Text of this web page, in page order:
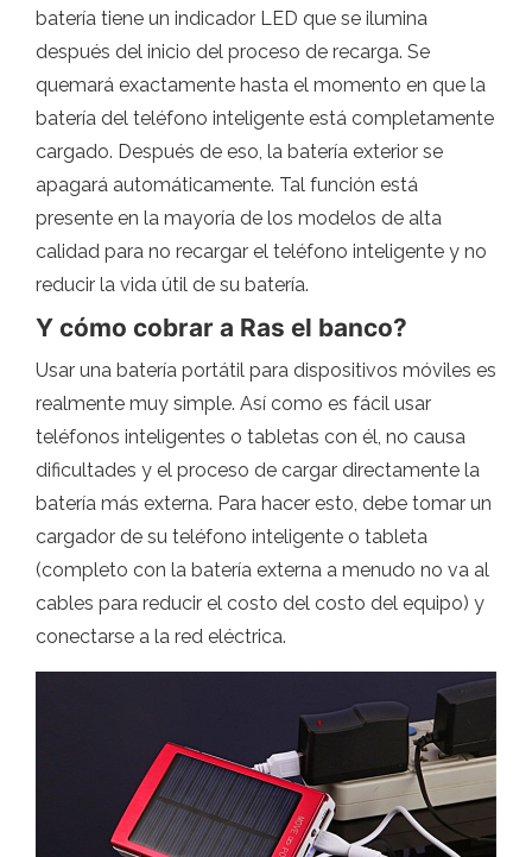
batería tiene un indicador LED que se ilumina
después del inicio del proceso de recarga. Se
quemará exactamente hasta el momento en que la
batería del teléfono inteligente está completamente
cargado. Después de eso, la batería exterior se
apagará automáticamente. Tal función está
presente en la mayoría de los modelos de alta
calidad para no recargar el teléfono inteligente y no
reducir la vida útil de su batería.
Y cómo cobrar a Ras el banco?
Usar una batería portátil para dispositivos móviles es
realmente muy simple. Así como es fácil usar
teléfonos inteligentes o tabletas con él, no causa
dificultades y el proceso de cargar directamente la
batería más externa. Para hacer esto, debe tomar un
cargador de su teléfono inteligente o tableta
(completo con la batería externa a menudo no va al
cables para reducir el costo del costo del equipo) y
conectarse a la red eléctrica.